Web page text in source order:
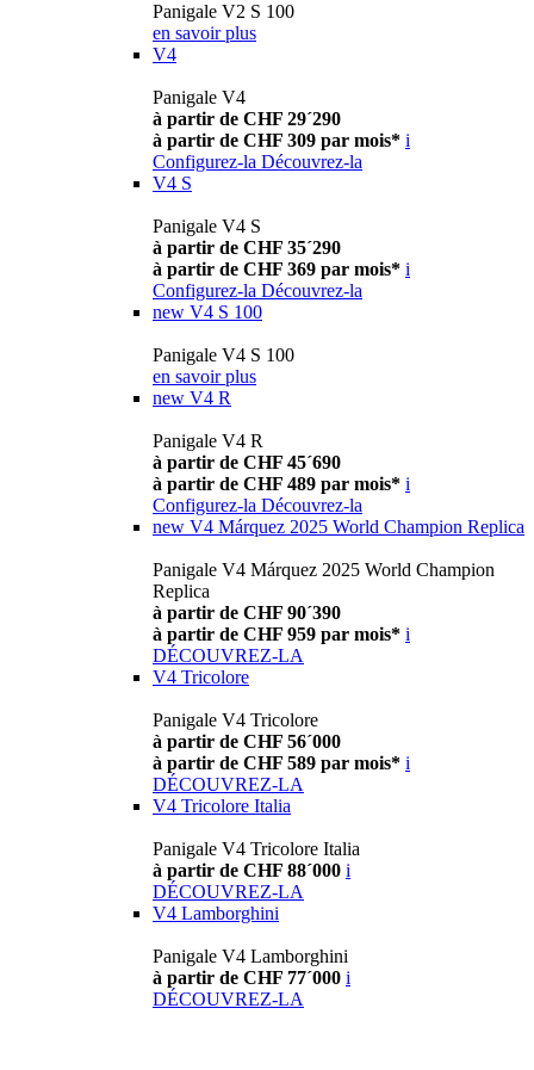
Panigale V2 S 100
en savoir plus
V4
Panigale V4
à partir de CHF 29´290
à partir de CHF 309 par mois* i
Configurez-la Découvrez-la
V4 S
Panigale V4 S
à partir de CHF 35´290
à partir de CHF 369 par mois* i
Configurez-la Découvrez-la
new V4 S 100
Panigale V4 S 100
en savoir plus
new V4 R
Panigale V4 R
à partir de CHF 45´690
à partir de CHF 489 par mois* i
Configurez-la Découvrez-la
new V4 Márquez 2025 World Champion Replica
Panigale V4 Márquez 2025 World Champion
Replica
à partir de CHF 90´390
à partir de CHF 959 par mois* i
DÉCOUVREZ-LA
V4 Tricolore
Panigale V4 Tricolore
à partir de CHF 56´000
à partir de CHF 589 par mois* i
DÉCOUVREZ-LA
V4 Tricolore Italia
Panigale V4 Tricolore Italia
à partir de CHF 88´000 i
DÉCOUVREZ-LA
V4 Lamborghini
Panigale V4 Lamborghini
à partir de CHF 77´000 i
DÉCOUVREZ-LA